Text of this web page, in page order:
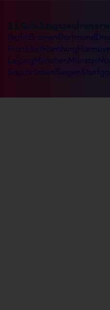
21 Schulungszentren
Berlin Bremen Dortmund
FrankfurtHamburgHannover
LeipzigMünchen Münster
SaarbrückenSiegen